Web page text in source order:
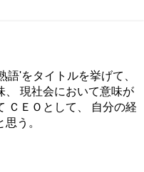
語'をタイトルを挙げて、
、 現社会において意味が
ＣＥＯとして、 自分の経
う。